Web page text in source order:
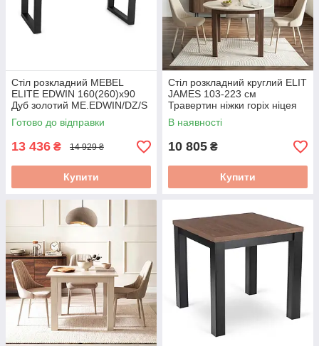
Стіл розкладний MEBEL
ELITE EDWIN 160(260)х90
Дуб золотий ME.EDWIN/DZ/S
Готово до відправки
13 436 ₴ 14 929 ₴
Купити
Стіл розкладний круглий ELIT
JAMES 103-223 см
Травертин ніжки горіх ніцея
W.JAMES/TRAW/ONI/S
В наявності
10 805 ₴
Купити